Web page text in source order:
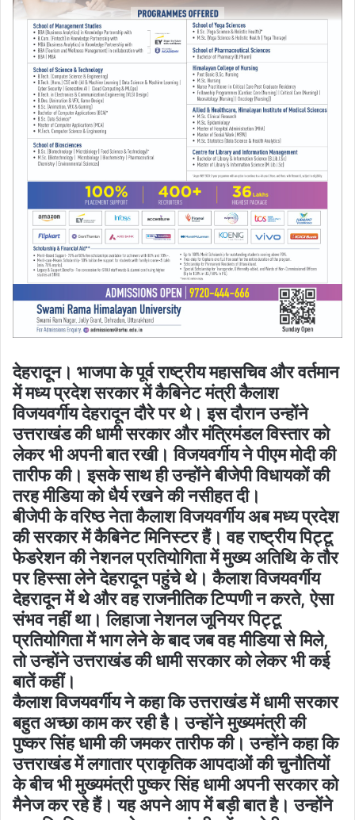
देहरादून। भाजपा के पूर्व राष्ट्रीय महासचिव और वर्तमान
में मध्य प्रदेश सरकार में कैबिनेट मंत्री कैलाश
विजयवर्गीय देहरादून दौरे पर थे। इस दौरान उन्होंने
उत्तराखंड की धामी सरकार और मंत्रिमंडल विस्तार को
लेकर भी अपनी बात रखी। विजयवर्गीय ने पीएम मोदी की
तारीफ की। इसके साथ ही उन्होंने बीजेपी विधायकों की
तरह मीडिया को धैर्य रखने की नसीहत दी।
बीजेपी के वरिष्ठ नेता कैलाश विजयवर्गीय अब मध्य प्रदेश
की सरकार में कैबिनेट मिनिस्टर हैं। वह राष्ट्रीय पिट्टू
फेडरेशन की नेशनल प्रतियोगिता में मुख्य अतिथि के तौर
पर हिस्सा लेने देहरादून पहुंचे थे। कैलाश विजयवर्गीय
देहरादून में थे और वह राजनीतिक टिप्पणी न करते, ऐसा
संभव नहीं था। लिहाजा नेशनल जूनियर पिट्टू
प्रतियोगिता में भाग लेने के बाद जब वह मीडिया से मिले,
तो उन्होंने उत्तराखंड की धामी सरकार को लेकर भी कई
बातें कहीं।
कैलाश विजयवर्गीय ने कहा कि उत्तराखंड में धामी सरकार
बहुत अच्छा काम कर रही है। उन्होंने मुख्यमंत्री की
पुष्कर सिंह धामी की जमकर तारीफ की। उन्होंने कहा कि
उत्तराखंड में लगातार प्राकृतिक आपदाओं की चुनौतियों
के बीच भी मुख्यमंत्री पुष्कर सिंह धामी अपनी सरकार को
मैनेज कर रहे हैं। यह अपने आप में बड़ी बात है। उन्होंने